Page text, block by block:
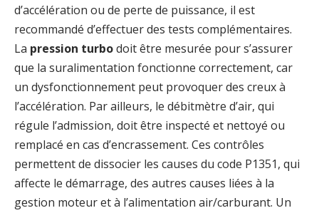
d’accélération ou de perte de puissance, il est
recommandé d’effectuer des tests complémentaires.
La pression turbodoit être mesurée pour s’assurer
que la suralimentation fonctionne correctement, car
un dysfonctionnement peut provoquer des creux à
l’accélération. Par ailleurs, le débitmètre d’air, qui
régule l’admission, doit être inspecté et nettoyé ou
remplacé en cas d’encrassement. Ces contrôles
permettent de dissocier les causes du code P1351, qui
affecte le démarrage, des autres causes liées à la
gestion moteur et à l’alimentation air/carburant. Un